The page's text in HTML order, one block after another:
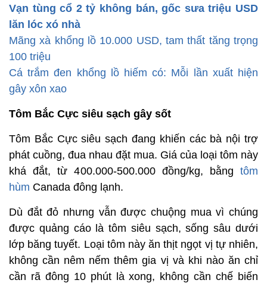
Vạn tùng cổ 2 tỷ không bán, gốc sưa triệu USD
lăn lóc xó nhà
Mãng xà khổng lồ 10.000 USD, tam thất tăng trọng
100 triệu
Cá trắm đen khổng lồ hiếm có: Mỗi lần xuất hiện
gây xôn xao
Tôm Bắc Cực siêu sạch gây sốt
Tôm Bắc Cực siêu sạch đang khiến các bà nội trợ
phát cuồng, đua nhau đặt mua. Giá của loại tôm này
khá đắt, từ 400.000-500.000 đồng/kg, bằng tôm
hùm Canada đông lạnh.
Dù đắt đỏ nhưng vẫn được chuộng mua vì chúng
được quảng cáo là tôm siêu sạch, sống sâu dưới
lớp băng tuyết. Loại tôm này ăn thịt ngọt vị tự nhiên,
không cần nêm nếm thêm gia vị và khi nào ăn chỉ
cần rã đông 10 phút là xong, không cần chế biến